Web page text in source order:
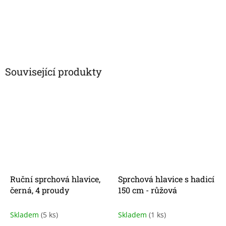
Související produkty
Ruční sprchová hlavice,
černá, 4 proudy
Skladem (5 ks)
Sprchová hlavice s hadicí
150 cm - růžová
Skladem (1 ks)